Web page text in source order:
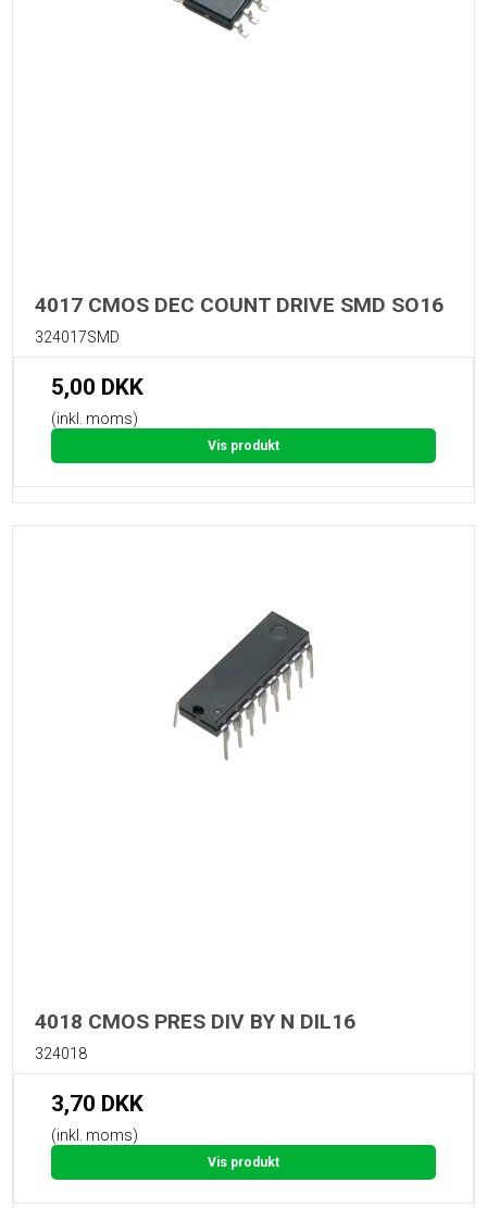
4017 CMOS DEC COUNT DRIVE SMD SO16
324017SMD
5,00 DKK
(inkl. moms)
Vis produkt
4018 CMOS PRES DIV BY N DIL16
324018
3,70 DKK
(inkl. moms)
Vis produkt